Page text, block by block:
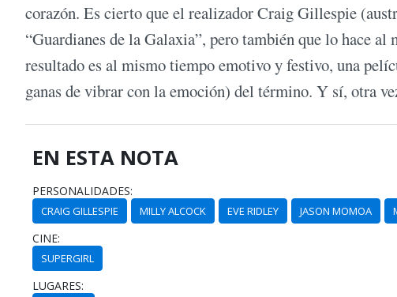
corazón. Es cierto que el realizador Craig Gillespie
“Guardianes de la Galaxia”, pero también que lo hace
resultado es al mismo tiempo emotivo y festivo, una
ganas de vibrar con la emoción) del término. Y sí, otra
EN ESTA NOTA
PERSONALIDADES:
CRAIG GILLESPIE MILLY ALCOCK EVE RIDLEY JASON MOMOA
CINE:
SUPERGIRL
LUGARES: